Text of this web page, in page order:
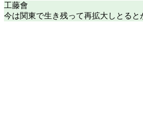
工藤會
今は関東で生き残って再拡大しとると